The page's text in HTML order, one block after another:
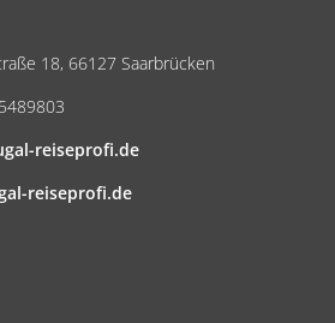
18, 66127 Saarbrücken
reiseprofi.de
reiseprofi.de